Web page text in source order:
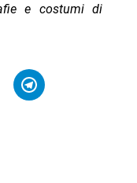
e costumi di